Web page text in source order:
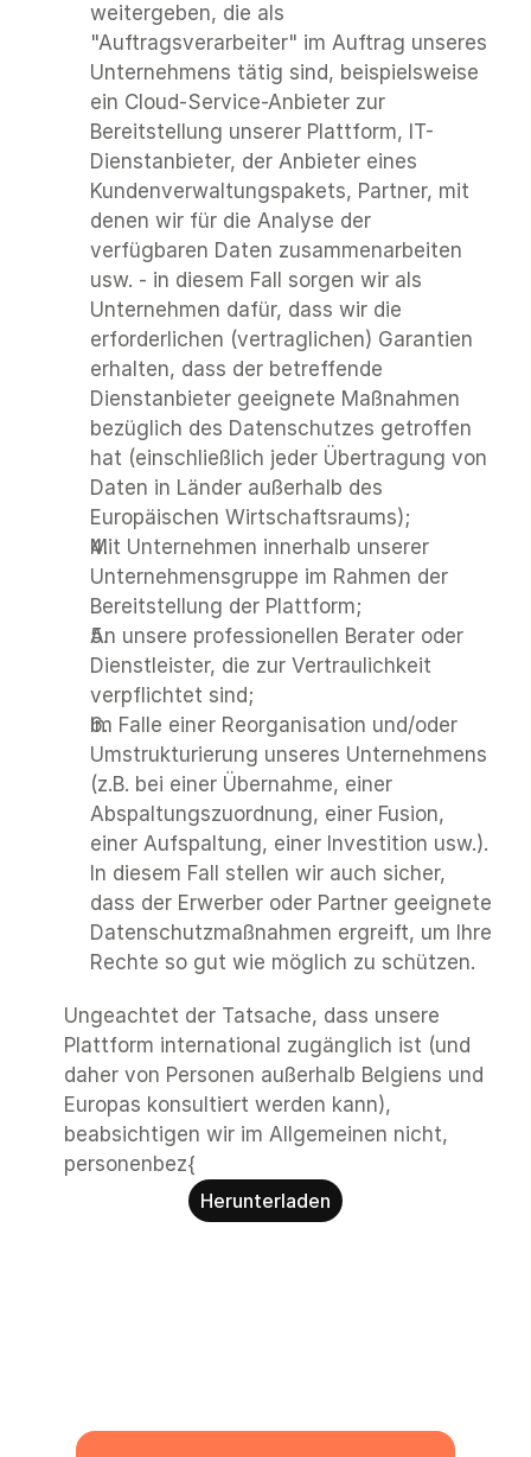
weitergeben, die als
"Auftragsverarbeiter" im Auftrag unseres
Unternehmens tätig sind, beispielsweise
ein Cloud-Service-Anbieter zur
Bereitstellung unserer Plattform, IT-
Dienstanbieter, der Anbieter eines
Kundenverwaltungspakets, Partner, mit
denen wir für die Analyse der
verfügbaren Daten zusammenarbeiten
usw. - in diesem Fall sorgen wir als
Unternehmen dafür, dass wir die
erforderlichen (vertraglichen) Garantien
erhalten, dass der betreffende
Dienstanbieter geeignete Maßnahmen
bezüglich des Datenschutzes getroffen
hat (einschließlich jeder Übertragung von
Daten in Länder außerhalb des
Europäischen Wirtschaftsraums);
Mit Unternehmen innerhalb unserer
Unternehmensgruppe im Rahmen der
Bereitstellung der Plattform;
An unsere professionellen Berater oder
Dienstleister, die zur Vertraulichkeit
verpflichtet sind;
Im Falle einer Reorganisation und/oder
Umstrukturierung unseres Unternehmens
(z.B. bei einer Übernahme, einer
Abspaltungszuordnung, einer Fusion,
einer Aufspaltung, einer Investition usw.).
In diesem Fall stellen wir auch sicher,
dass der Erwerber oder Partner geeignete
Datenschutzmaßnahmen ergreift, um Ihre
Rechte so gut wie möglich zu schützen.
Ungeachtet der Tatsache, dass unsere
Plattform international zugänglich ist (und
daher von Personen außerhalb Belgiens und
Europas konsultiert werden kann),
beabsichtigen wir im Allgemeinen nicht,
personenbez{
Herunterladen